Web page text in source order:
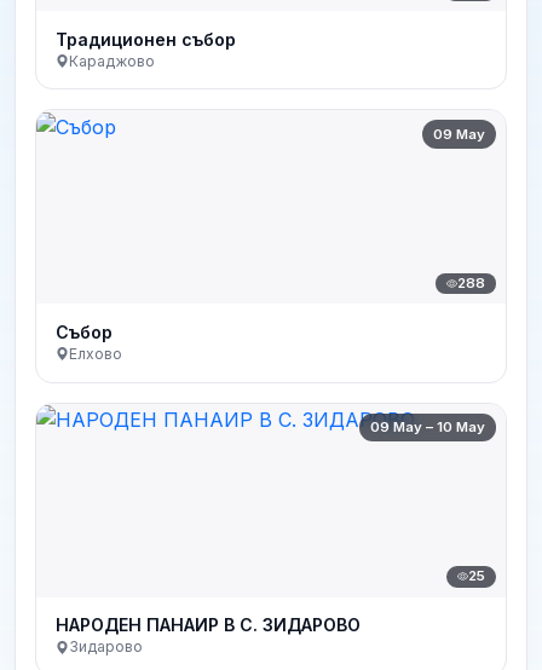
Традиционен събор
Караджово
09 May
288
Събор
Елхово
09 May – 10 May
25
НАРОДEН ПАНАИР В С. ЗИДАРОВО
Зидарово